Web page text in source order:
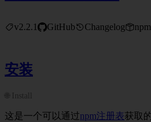
v2.2.1 GitHub Changelog npm
安装
🌐 Install
这是一个可以通过npm注册表获取